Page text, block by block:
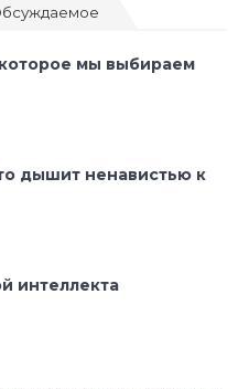
мы выбираем
дышит ненавистью к
интеллекта